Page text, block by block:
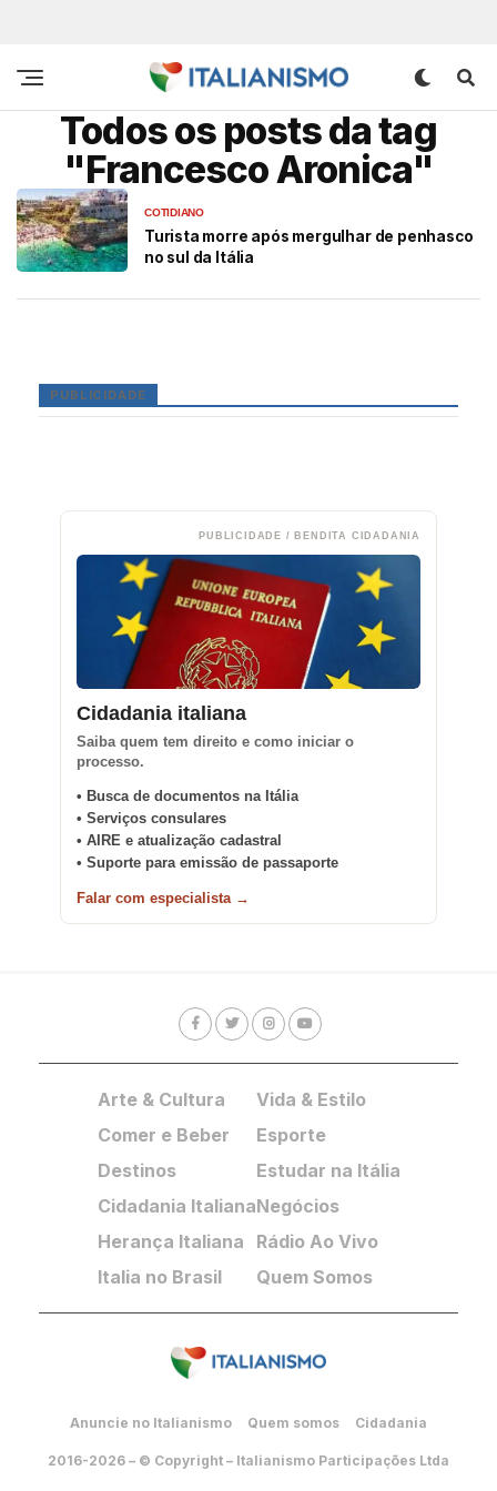
Todos os posts da tag
"Francesco Aronica"
COTIDIANO
Turista morre após mergulhar de penhasco
no sul da Itália
PUBLICIDADE
PUBLICIDADE / BENDITA CIDADANIA
Cidadania italiana
Saiba quem tem direito e como iniciar o
processo.
• Busca de documentos na Itália
• Serviços consulares
• AIRE e atualização cadastral
• Suporte para emissão de passaporte
Falar com especialista →
Arte & Cultura
Comer e Beber
Destinos
Cidadania Italiana
Herança Italiana
Italia no Brasil
Vida & Estilo
Esporte
Estudar na Itália
Negócios
Rádio Ao Vivo
Quem Somos
Anuncie no Italianismo Quem somos Cidadania
2016-2026 – © Copyright – Italianismo Participações Ltda